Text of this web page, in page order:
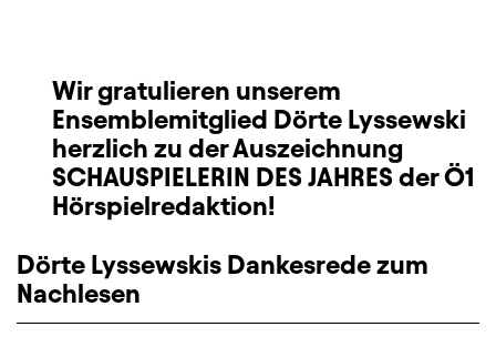
Wir gratulieren unserem
Ensemblemitglied Dörte Lyssewski
herzlich zu der Auszeichnung
SCHAUSPIELERIN DES JAHRES der Ö1
Hörspielredaktion!
Dörte Lyssewskis Dankesrede zum
Nachlesen